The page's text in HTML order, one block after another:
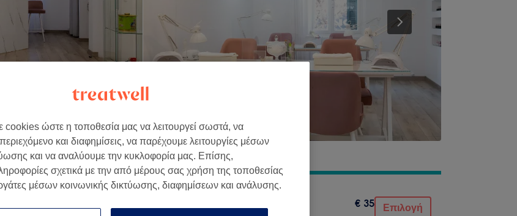
Salon
€ 35 Επιλογή
cookies ώστε η τοποθεσία μας να λειτουργεί σωστά, να
και διαφημίσεις, να παρέχουμε λειτουργίες μέσων
και να αναλύουμε την κυκλοφορία μας. Επίσης,
σχετικά με την από μέρους σας χρήση της τοποθεσίας
μέσων κοινωνικής δικτύωσης, διαφημίσεων και ανάλυσης.